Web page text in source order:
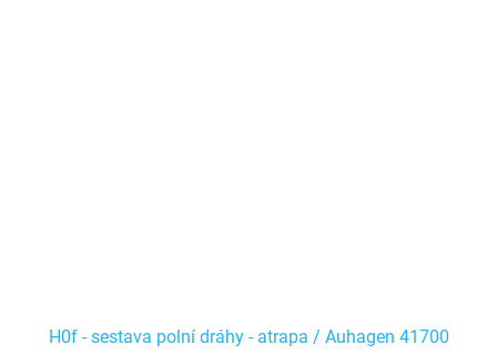
H0f - sestava polní dráhy - atrapa / Auhagen 41700